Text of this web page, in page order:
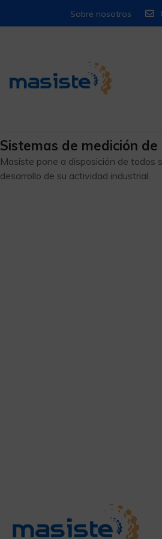
Sobre nosotros
Sistemas de medición
Masiste pone a disposición de todos
desarrollo de su actividad industrial.